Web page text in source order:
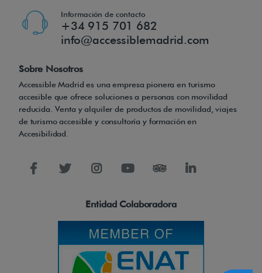
Información de contacto
+34 915 701 682
info@accessiblemadrid.com
Sobre Nosotros
Accessible Madrid es una empresa pionera en turismo
accesible que ofrece soluciones a personas con movilidad
reducida. Venta y alquiler de productos de movilidad, viajes
de turismo accesible y consultoría y formación en
Accesibilidad.
Entidad Colaboradora